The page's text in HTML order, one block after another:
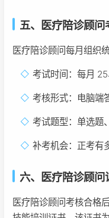
五、医疗陪诊顾问
医疗陪诊顾问每月组织
考试时间：每月
考核形式：电脑端
考试题型：单选题
补考机会：正考有
六、医疗陪诊顾问
医疗陪诊顾问考核合格